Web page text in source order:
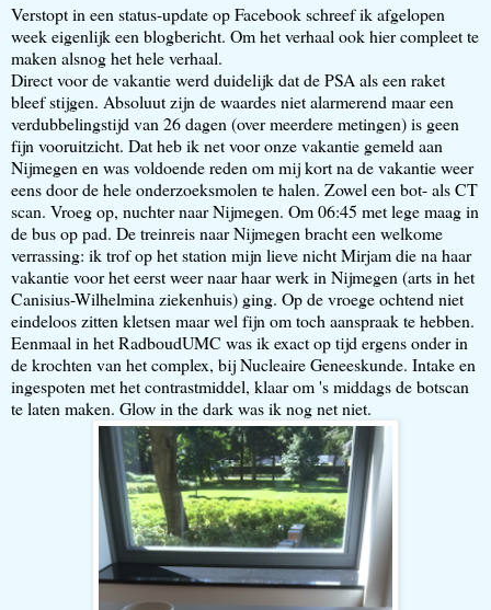
Verstopt in een status-update op Facebook schreef ik afgelopen
week eigenlijk een blogbericht. Om het verhaal ook hier compleet te
maken alsnog het hele verhaal.
Direct voor de vakantie werd duidelijk dat de PSA als een raket
bleef stijgen. Absoluut zijn de waardes niet alarmerend maar een
verdubbelingstijd van 26 dagen (over meerdere metingen) is geen
fijn vooruitzicht. Dat heb ik net voor onze vakantie gemeld aan
Nijmegen en was voldoende reden om mij kort na de vakantie weer
eens door de hele onderzoeksmolen te halen. Zowel een bot- als CT
scan. Vroeg op, nuchter naar Nijmegen. Om 06:45 met lege maag in
de bus op pad. De treinreis naar Nijmegen bracht een welkome
verrassing: ik trof op het station mijn lieve nicht Mirjam die na haar
vakantie voor het eerst weer naar haar werk in Nijmegen (arts in het
Canisius-Wilhelmina ziekenhuis) ging. Op de vroege ochtend niet
eindeloos zitten kletsen maar wel fijn om toch aanspraak te hebben.
Eenmaal in het RadboudUMC was ik exact op tijd ergens onder in
de krochten van het complex, bij Nucleaire Geneeskunde. Intake en
ingespoten met het contrastmiddel, klaar om 's middags de botscan
te laten maken. Glow in the dark was ik nog net niet.